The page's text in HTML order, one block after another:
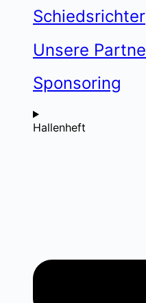
Schiedsrichter
Unsere
Sponsoring
Hallenheft